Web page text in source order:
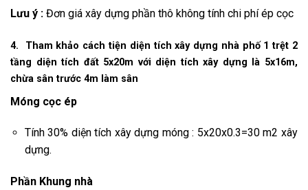
Lưu ý : Đơn giá xây dựng phần thô không tính chi phí ép cọc
4. Tham khảo cách tiện diện tích xây dựng nhà phố 1 trệt 2
tầng diện tích đất 5x20m với diện tích xây dựng là 5x16m,
chừa sân trước 4m làm sân
Móng cọc ép
Tính 30% diện tích xây dựng móng : 5x20x0.3=30 m2 xây
dựng.
Phần Khung nhà